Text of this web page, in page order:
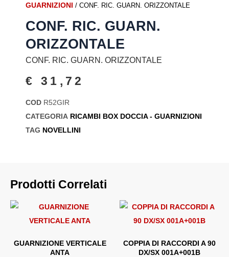
GUARNIZIONI / CONF. RIC. GUARN. ORIZZONTALE
CONF. RIC. GUARN.
ORIZZONTALE
CONF. RIC. GUARN. ORIZZONTALE
€ 31,72
COD R52GIR
CATEGORIA RICAMBI BOX DOCCIA - GUARNIZIONI
TAG NOVELLINI
Prodotti Correlati
GUARNIZIONE VERTICALE
ANTA
COPPIA DI RACCORDI A 90
DX/SX 001A+001B